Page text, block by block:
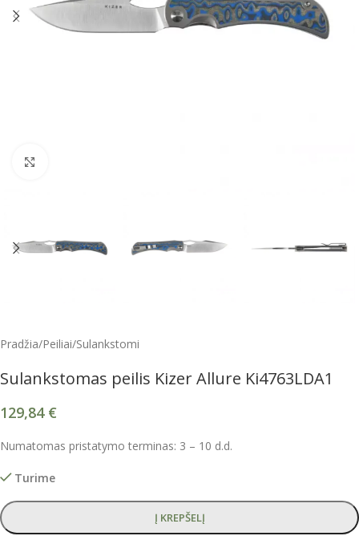
Pradžia/Peiliai/Sulankstomi
Sulankstomas peilis Kizer Allure Ki4763LDA1
129,84 €
Numatomas pristatymo terminas: 3 – 10 d.d.
Turime
Į KREPŠELĮ